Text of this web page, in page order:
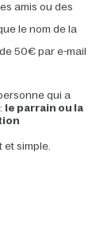
amis ou des
le nom de la
50€ par e-mail
qui a
le parrain ou la
et simple.